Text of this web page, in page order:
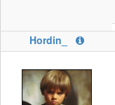
Hordin_